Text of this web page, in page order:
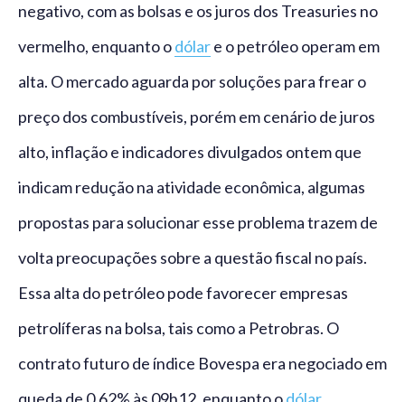
negativo, com as bolsas e os juros dos Treasuries no
vermelho, enquanto odólare o petróleo operam em
alta. O mercado aguarda por soluções para frear o
preço dos combustíveis, porém em cenário de juros
alto, inflação e indicadores divulgados ontem que
indicam redução na atividade econômica, algumas
propostas para solucionar esse problema trazem de
volta preocupações sobre a questão fiscal no país.
Essa alta do petróleo pode favorecer empresas
petrolíferas na bolsa, tais como a Petrobras. O
contrato futuro de índice Bovespa era negociado em